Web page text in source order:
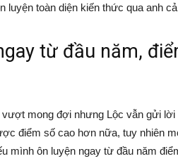
luyện toàn diện kiến thức qua anh cả
từ đầu năm,
mong đợi nhưng Lộc vẫn gửi lời
điểm số cao hơn nữa, tuy nhiên
mình ôn luyện ngay từ đầu năm